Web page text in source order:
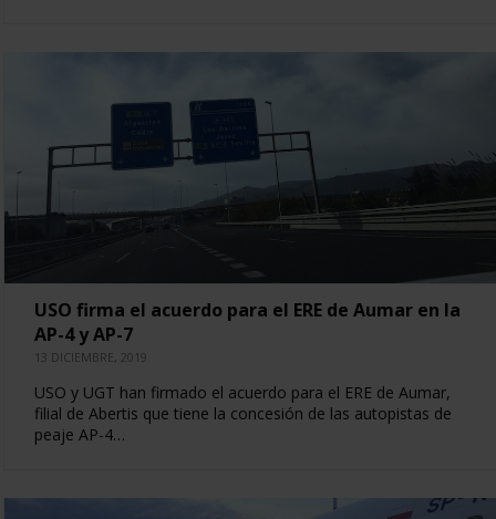
USO firma el acuerdo para el ERE de Aumar en la
AP-4 y AP-7
13 DICIEMBRE, 2019
USO y UGT han firmado el acuerdo para el ERE de Aumar,
filial de Abertis que tiene la concesión de las autopistas de
peaje AP-4…